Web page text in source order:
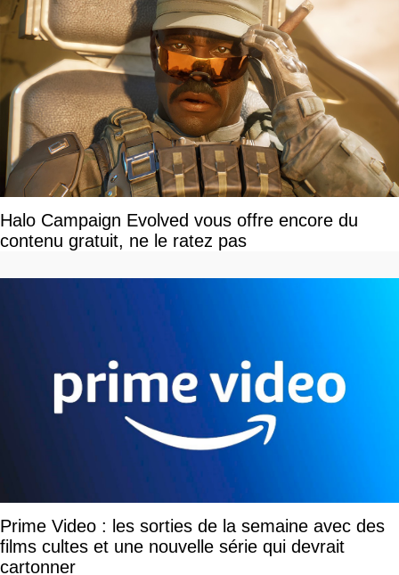
Halo Campaign Evolved vous offre encore du
contenu gratuit, ne le ratez pas
Prime Video : les sorties de la semaine avec des
films cultes et une nouvelle série qui devrait
cartonner